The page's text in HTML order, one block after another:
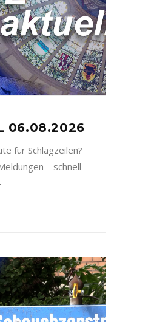
06.08.2026
für Schlagzeilen?
– schnell